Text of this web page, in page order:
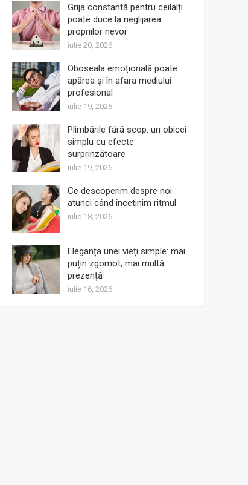
Grija constantă pentru ceilalți
poate duce la neglijarea
propriilor nevoi
iulie 20, 2026
Oboseala emoțională poate
apărea și în afara mediului
profesional
iulie 19, 2026
Plimbările fără scop: un obicei
simplu cu efecte
surprinzătoare
iulie 19, 2026
Ce descoperim despre noi
atunci când încetinim ritmul
iulie 18, 2026
Eleganța unei vieți simple: mai
puțin zgomot, mai multă
prezență
iulie 16, 2026